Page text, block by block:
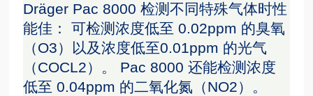
Dräger Pac 8000 检测不同特殊气体时性
能佳： 可检测浓度低至 0.02ppm 的臭氧
（O3）以及浓度低至0.01ppm 的光气
（COCL2）。 Pac 8000 还能检测浓度
低至 0.04ppm 的二氧化氮（NO2）。